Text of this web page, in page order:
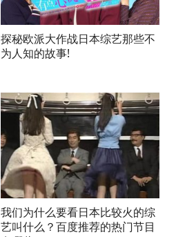
探秘欧派大作战日本综艺那些不
为人知的故事!
我们为什么要看日本比较火的综
艺叫什么？百度推荐的热门节目